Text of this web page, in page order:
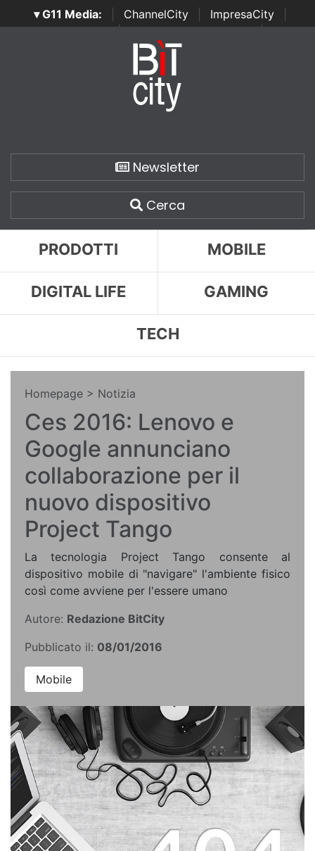
▾ G11 Media: ChannelCity ImpresaCity
SecurityOpenLab | Italian Channel Awards | Italian
Italian Security Awards
Newsletter
Cerca
PRODOTTI MOBILE
DIGITAL LIFE GAMING
TECH
Homepage > Notizia
Ces 2016: Lenovo e
Google annunciano
collaborazione per il
nuovo dispositivo
Project Tango
La tecnologia Project Tango consente al
dispositivo mobile di "navigare" l'ambiente fisico
così come avviene per l'essere umano
Autore: Redazione BitCity
Pubblicato il: 08/01/2016
Mobile